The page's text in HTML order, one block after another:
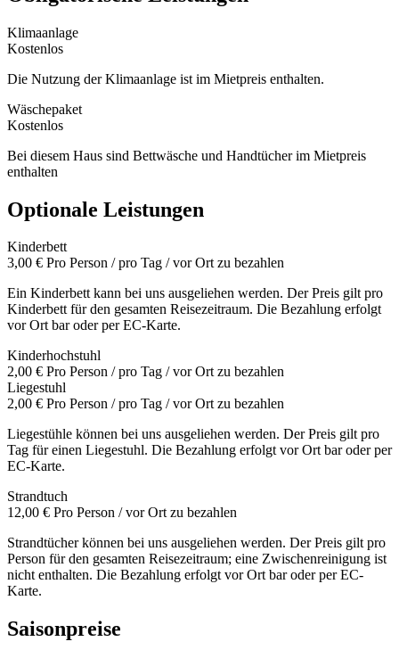
Klimaanlage
Kostenlos
Die Nutzung der Klimaanlage ist im Mietpreis enthalten.
Wäschepaket
Kostenlos
Bei diesem Haus sind Bettwäsche und Handtücher im Mietpreis
enthalten
Optionale Leistungen
Kinderbett
3,00 € Pro Person / pro Tag / vor Ort zu bezahlen
Ein Kinderbett kann bei uns ausgeliehen werden. Der Preis gilt pro
Kinderbett für den gesamten Reisezeitraum. Die Bezahlung erfolgt
vor Ort bar oder per EC-Karte.
Kinderhochstuhl
2,00 € Pro Person / pro Tag / vor Ort zu bezahlen
Liegestuhl
2,00 € Pro Person / pro Tag / vor Ort zu bezahlen
Liegestühle können bei uns ausgeliehen werden. Der Preis gilt pro
Tag für einen Liegestuhl. Die Bezahlung erfolgt vor Ort bar oder per
EC-Karte.
Strandtuch
12,00 € Pro Person / vor Ort zu bezahlen
Strandtücher können bei uns ausgeliehen werden. Der Preis gilt pro
Person für den gesamten Reisezeitraum; eine Zwischenreinigung ist
nicht enthalten. Die Bezahlung erfolgt vor Ort bar oder per EC-
Karte.
Saisonpreise